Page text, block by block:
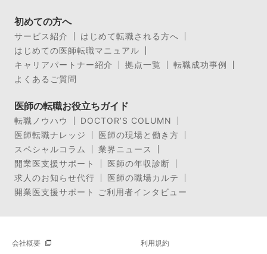
初めての方へ
サービス紹介
はじめて転職される方へ
はじめての医師転職マニュアル
キャリアパートナー紹介
拠点一覧
転職成功事例
よくあるご質問
医師の転職お役立ちガイド
転職ノウハウ
DOCTOR’S COLUMN
医師転職ナレッジ
医師の現場と働き方
スペシャルコラム
業界ニュース
開業医支援サポート
医師の年収診断
求人のお知らせ代行
医師の職場カルテ
開業医支援サポート ご利用者インタビュー
会社概要 利用規約